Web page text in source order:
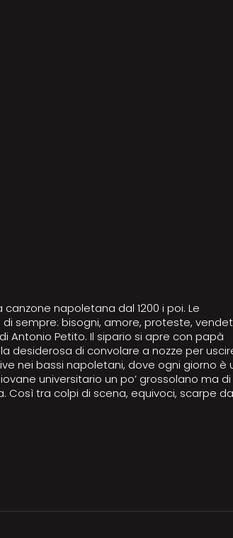
canzone napoletana dal 1200 i poi. Le
sempre: bisogni, amore, proteste,
Petito. Il sipario si apre con papà
desiderosa di convolare a nozze per
nei bassi napoletani, dove ogni giorno è
universitario un po’ grossolano ma di
Così tra colpi di scena, equivoci, scarpe da